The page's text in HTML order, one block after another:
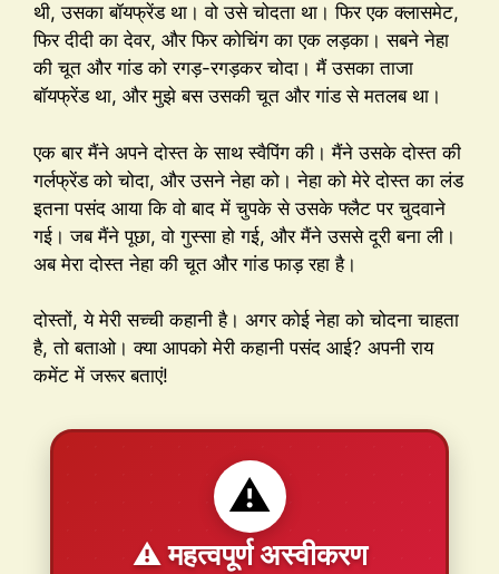
थी, उसका बॉयफ्रेंड था। वो उसे चोदता था। फिर एक क्लासमेट,
फिर दीदी का देवर, और फिर कोचिंग का एक लड़का। सबने नेहा
की चूत और गांड को रगड़-रगड़कर चोदा। मैं उसका ताजा
बॉयफ्रेंड था, और मुझे बस उसकी चूत और गांड से मतलब था।
एक बार मैंने अपने दोस्त के साथ स्वैपिंग की। मैंने उसके दोस्त की
गर्लफ्रेंड को चोदा, और उसने नेहा को। नेहा को मेरे दोस्त का लंड
इतना पसंद आया कि वो बाद में चुपके से उसके फ्लैट पर चुदवाने
गई। जब मैंने पूछा, वो गुस्सा हो गई, और मैंने उससे दूरी बना ली।
अब मेरा दोस्त नेहा की चूत और गांड फाड़ रहा है।
दोस्तों, ये मेरी सच्ची कहानी है। अगर कोई नेहा को चोदना चाहता
है, तो बताओ। क्या आपको मेरी कहानी पसंद आई? अपनी राय
कमेंट में जरूर बताएं!
⚠️
⚠️ महत्वपूर्ण अस्वीकरण